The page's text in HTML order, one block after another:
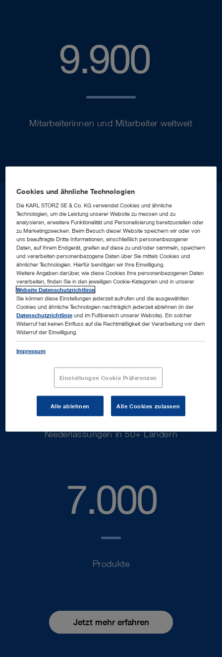
9.900
Mitarbeiterinnen und Mitarbeiter weltweit
2,3Mrd.
Euro Umsatz im Geschäftsjahr 2025
70+
Niederlassungen in 50+ Ländern
7.000
Produkte
Jetzt mehr erfahren
Cookies und ähnliche Technologien
Die KARL STORZ SE & Co. KG verwendet Cookies und ähnliche
Technologien, um die Leistung unserer Website zu messen und zu
analysieren, erweitere Funktionalität und Personalisierung bereitzustellen oder
zu Marketingzwecken. Beim Besuch dieser Website speichern wir oder von
uns beauftragte Dritte Informationen, einschließlich personenbezogener
Daten, auf Ihrem Endgerät, greifen auf diese zu und/oder sammeln, speichern
und verarbeiten personenbezogene Daten über Sie mittels Cookies und
ähnlicher Technologien. Hierfür benötigen wir Ihre Einwilligung.
Weitere Angaben darüber, wie diese Cookies Ihre personenbezogenen Daten
verarbeiten, finden Sie in den jeweiligen Cookie-Kategorien und in unserer
Website Datenschutzrichtlinie
Sie können diese Einstellungen jederzeit aufrufen und die ausgewählten
Cookies und ähnliche Technologien nachträglich jederzeit ablehnen (in der
Datenschutzrichtlinie und im Fußbereich unserer Website). Ein solcher
Widerruf hat keinen Einfluss auf die Rechtmäßigkeit der Verarbeitung vor dem
Widerruf der Einwilligung.
Impressum
Einstellungen Cookie Präferenzen
Alle ablehnen Alle Cookies zulassen